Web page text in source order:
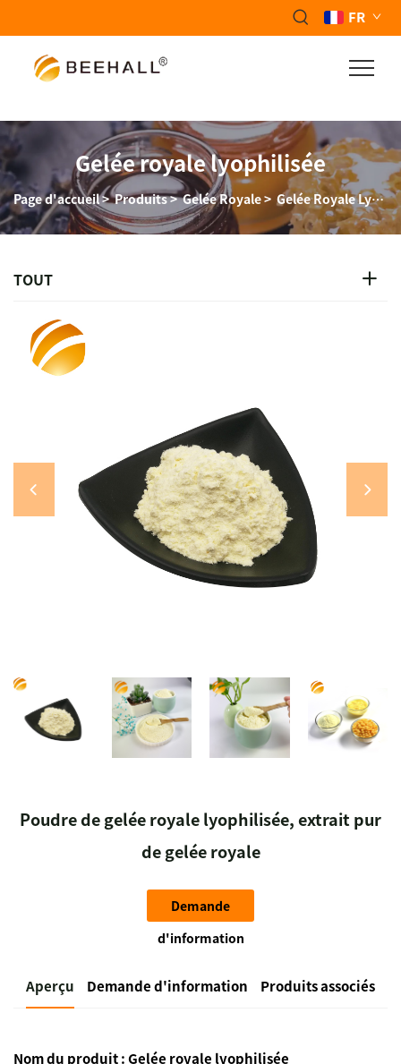
FR
Gelée royale lyophilisée
Page d'accueil>Produits>Gelée Royale> Gelée Royale Lyophilisée
TOUT
Poudre de gelée royale lyophilisée, extrait pur
de gelée royale
Demande
d'information
Aperçu Demande d'information Produits associés
Nom du produit :Gelée royale lyophilisée